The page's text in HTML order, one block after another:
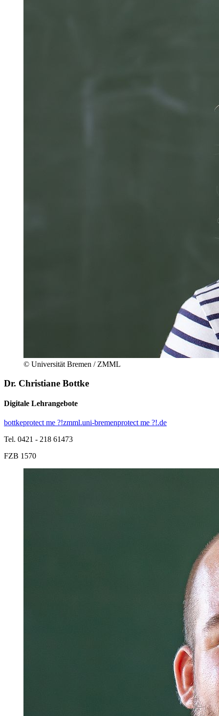
© Universität Bremen / ZMML
Dr. Christiane Bottke
Digitale Lehrangebote
bottkeprotect me ?!zmml.uni-bremenprotect me ?!.de
Tel. 0421 - 218 61473
FZB 1570